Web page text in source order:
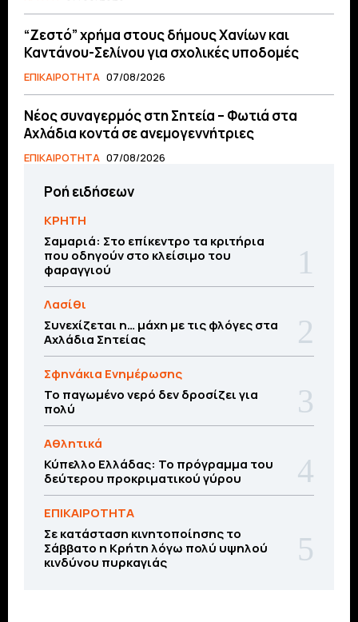
“Ζεστό” χρήμα στους δήμους Χανίων και
Καντάνου-Σελίνου για σχολικές υποδομές
ΕΠΙΚΑΙΡΟΤΗΤΑ 07/08/2026
Νέος συναγερμός στη Σητεία – Φωτιά στα
Αχλάδια κοντά σε ανεμογεννήτριες
ΕΠΙΚΑΙΡΟΤΗΤΑ 07/08/2026
Ροή ειδήσεων
ΚΡΗΤΗ
Σαμαριά: Στο επίκεντρο τα κριτήρια
που οδηγούν στο κλείσιμο του
φαραγγιού
Λασίθι
Συνεχίζεται η… μάχη με τις φλόγες στα
Αχλάδια Σητείας
Σφηνάκια Ενημέρωσης
Το παγωμένο νερό δεν δροσίζει για
πολύ
Αθλητικά
Κύπελλο Ελλάδας: Το πρόγραμμα του
δεύτερου προκριματικού γύρου
ΕΠΙΚΑΙΡΟΤΗΤΑ
Σε κατάσταση κινητοποίησης το
Σάββατο η Κρήτη λόγω πολύ υψηλού
κινδύνου πυρκαγιάς